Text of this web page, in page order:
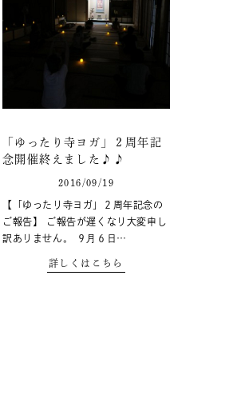
「ゆったり寺ヨガ」２周年記
念開催終えました♪♪
2016/09/19
【「ゆったり寺ヨガ」２周年記念の
ご報告】 ご報告が遅くなり大変申し
訳ありません。 ９月６日…
詳しくはこちら